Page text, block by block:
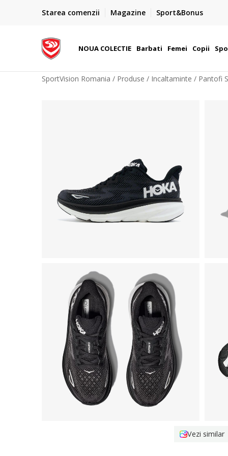
Starea comenzii Magazine Sport&Bonus
Plateste cu cardul in siguranta prin WSPay - Visa,
NOUA COLECTIE Barbati Femei Copii
SportVision Romania Produse Incaltaminte Pantofi
Vezi similar